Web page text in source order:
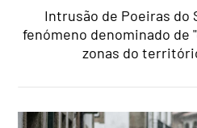
Intrusão de Poeiras do
fenómeno denominado de
zonas do